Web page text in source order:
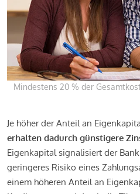
Mindestens 20 % der
Je höher der Anteil an
erhalten dadurch günstigere
Eigenkapital signalisiert der
geringeres Risiko eines
einem höheren Anteil an